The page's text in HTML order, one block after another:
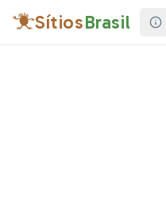
SítiosBrasil